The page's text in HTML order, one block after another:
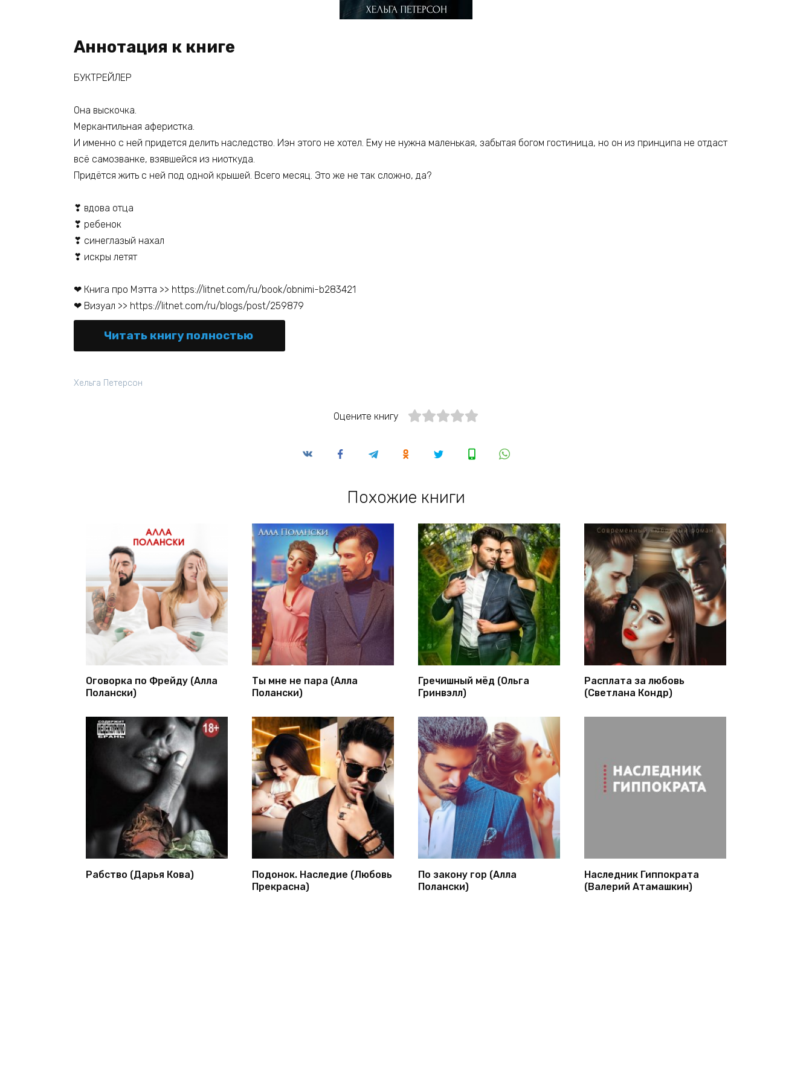
Аннотация к книге
БУКТРЕЙЛЕР
Она выскочка.
Меркантильная аферистка.
И именно с ней придется делить наследство. Иэн этого не хотел. Ему не нужна маленькая, забытая богом гостиница, но он из принципа не отдаст
всё самозванке, взявшейся из ниоткуда.
Придётся жить с ней под одной крышей. Всего месяц. Это же не так сложно, да?
❣ вдова отца
❣ ребенок
❣ синеглазый нахал
❣ искры летят
❤ Книга про Мэтта >> https://litnet.com/ru/book/obnimi-b283421
❤ Визуал >> https://litnet.com/ru/blogs/post/259879
Читать книгу полностью
Хельга Петерсон
Оцените книгу
Похожие книги
Оговорка по Фрейду (Алла
Полански)
Ты мне не пара (Алла
Полански)
Гречишный мёд (Ольга
Гринвэлл)
Расплата за любовь
(Светлана Кондр)
Рабство (Дарья Кова)
Подонок. Наследие (Любовь
Прекрасна)
По закону гор (Алла
Полански)
Наследник Гиппократа
(Валерий Атамашкин)